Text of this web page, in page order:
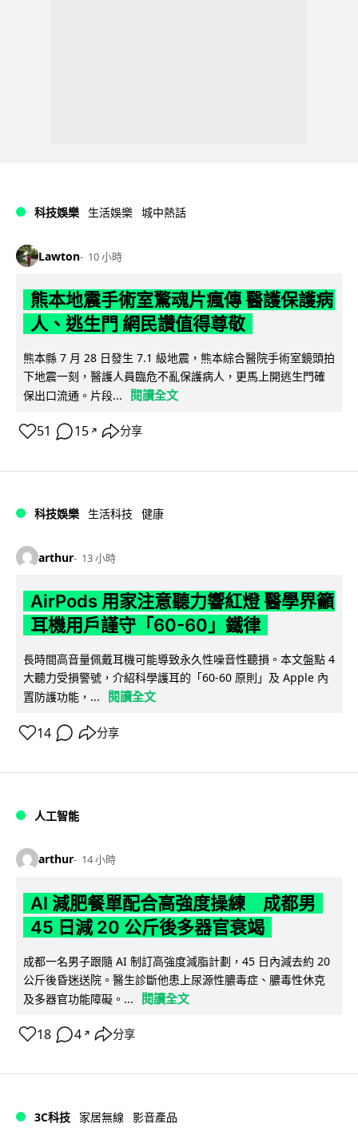
科技娛樂 生活娛樂 城中熱話
Lawton 10 小時
熊本地震手術室驚魂片瘋傳 醫護保護病
人、逃生門 網民讚值得尊敬
熊本縣 7 月 28 日發生 7.1 級地震，熊本綜合醫院手術室鏡頭拍
下地震一刻，醫護人員臨危不亂保護病人，更馬上開逃生門確
保出口流通。片段...
閱讀全文
51 15 ↗ 分享
科技娛樂 生活科技 健康
arthur 13 小時
AirPods 用家注意聽力響紅燈 醫學界籲
耳機用戶謹守「60-60」鐵律
長時間高音量佩戴耳機可能導致永久性噪音性聽損。本文盤點 4
大聽力受損警號，介紹科學護耳的「60-60 原則」及 Apple 內
置防護功能，...
閱讀全文
14 分享
人工智能
arthur 14 小時
AI 減肥餐單配合高強度操練 成都男
45 日減 20 公斤後多器官衰竭
成都一名男子跟隨 AI 制訂高強度減脂計劃，45 日內減去約 20
公斤後昏迷送院。醫生診斷他患上尿源性膿毒症、膿毒性休克
及多器官功能障礙。...
閱讀全文
18 4 ↗ 分享
3C科技 家居無線 影音產品